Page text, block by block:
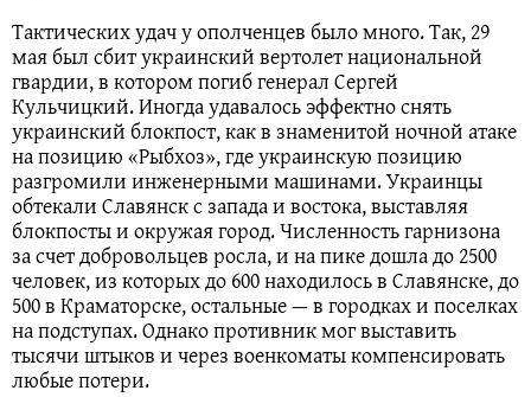
Тактических удач у ополченцев было много. Так, 29
мая был сбит украинский вертолет национальной
гвардии, в котором погиб генерал Сергей
Кульчицкий. Иногда удавалось эффектно снять
украинский блокпост, как в знаменитой ночной атаке
на позицию «Рыбхоз», где украинскую позицию
разгромили инженерными машинами. Украинцы
обтекали Славянск с запада и востока, выставляя
блокпосты и окружая город. Численность гарнизона
за счет добровольцев росла, и на пике дошла до 2500
человек, из которых до 600 находилось в Славянске, до
500 в Краматорске, остальные — в городках и поселках
на подступах. Однако противник мог выставить
тысячи штыков и через военкоматы компенсировать
любые потери.